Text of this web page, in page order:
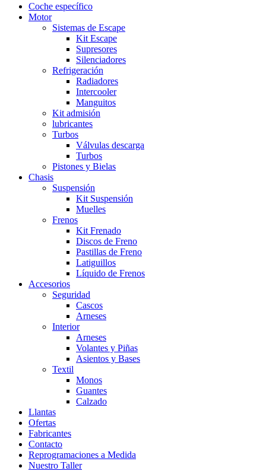
Coche específico
Motor
Sistemas de Escape
Kit Escape
Supresores
Silenciadores
Refrigeración
Radiadores
Intercooler
Manguitos
Kit admisión
lubricantes
Turbos
Válvulas descarga
Turbos
Pistones y Bielas
Chasis
Suspensión
Kit Suspensión
Muelles
Frenos
Kit Frenado
Discos de Freno
Pastillas de Freno
Latiguillos
Líquido de Frenos
Accesorios
Seguridad
Cascos
Arneses
Interior
Arneses
Volantes y Piñas
Asientos y Bases
Textil
Monos
Guantes
Calzado
Llantas
Ofertas
Fabricantes
Contacto
Reprogramaciones a Medida
Nuestro Taller